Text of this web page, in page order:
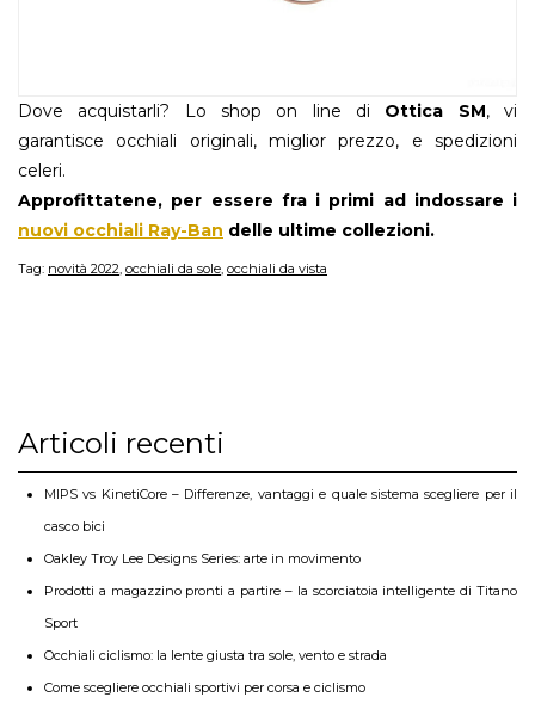
Dove acquistarli? Lo shop on line di Ottica SM, vi
garantisce occhiali originali, miglior prezzo, e spedizioni
celeri.
Approfittatene, per essere fra i primi ad indossare i
nuovi occhiali Ray-Ban delle ultime collezioni.
Tag: novità 2022 occhiali da sole occhiali da vista
Articoli recenti
MIPS vs KinetiCore – Differenze, vantaggi e quale sistema scegliere per il
casco bici
Oakley Troy Lee Designs Series: arte in movimento
Prodotti a magazzino pronti a partire – la scorciatoia intelligente di Titano
Sport
Occhiali ciclismo: la lente giusta tra sole, vento e strada
Come scegliere occhiali sportivi per corsa e ciclismo